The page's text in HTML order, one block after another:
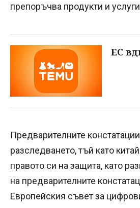
препоръчва продукти и
ЕС
Предварителните
разследването, тъй като
правото си на защита, като
на предварителните
Европейския съвет за